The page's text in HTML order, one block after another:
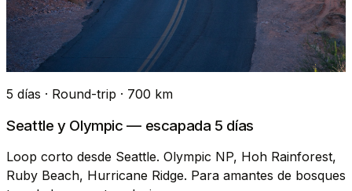
5 días · Round-trip · 700 km
Seattle y Olympic — escapada 5 días
Loop corto desde Seattle. Olympic NP, Hoh Rainforest,
Ruby Beach, Hurricane Ridge. Para amantes de bosques